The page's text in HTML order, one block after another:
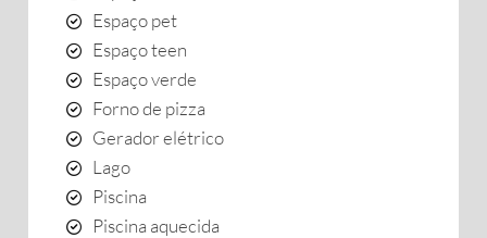
Espaço pet
Espaço teen
Espaço verde
Forno de pizza
Gerador elétrico
Lago
Piscina
Piscina aquecida